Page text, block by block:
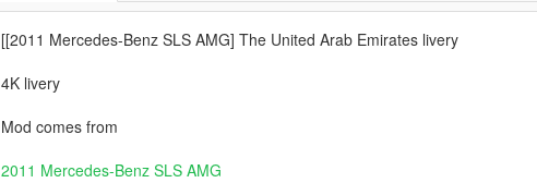
[[2011 Mercedes-Benz SLS AMG] The United Arab Emirates livery
4K livery
Mod comes from
2011 Mercedes-Benz SLS AMG